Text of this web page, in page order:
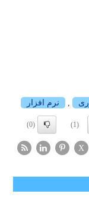
نرم افزار
(1)
(0)
X